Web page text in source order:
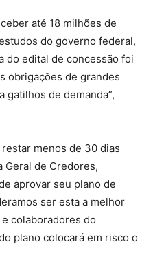
até 18 milhões de
do governo federal,
do edital de concessão foi
obrigações de grandes
gatilhos de demanda”,
menos de 30 dias
Geral de Credores,
aprovar seu plano de
ser esta a melhor
colaboradores do
plano colocará em risco o